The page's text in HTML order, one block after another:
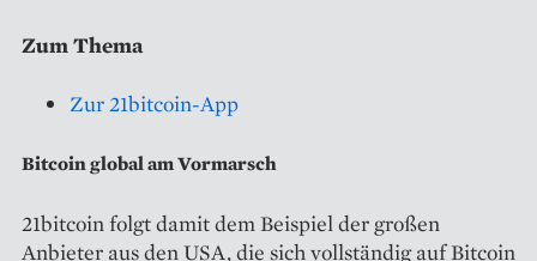
Zum Thema
Zur 21bitcoin-App
Bitcoin global am Vormarsch
21bitcoin folgt damit dem Beispiel der großen
Anbieter aus den USA, die sich vollständig auf Bitcoin